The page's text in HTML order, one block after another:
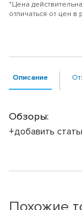
*Цена
отличаться от цен
Описание
Обзоры:
+добавить